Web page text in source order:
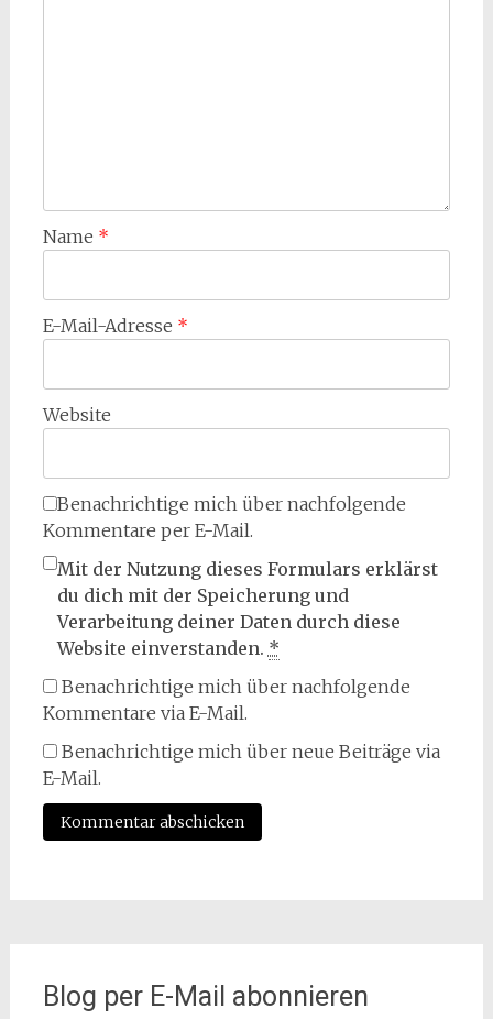
Name *
E-Mail-Adresse *
Website
Benachrichtige mich über nachfolgende
Kommentare per E-Mail.
Mit der Nutzung dieses Formulars erklärst
du dich mit der Speicherung und
Verarbeitung deiner Daten durch diese
Website einverstanden. *
Benachrichtige mich über nachfolgende
Kommentare via E-Mail.
Benachrichtige mich über neue Beiträge via
E-Mail.
Blog per E-Mail abonnieren